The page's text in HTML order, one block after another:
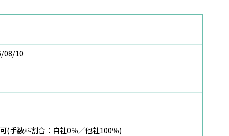
08/10
(手数料割合：自社0％／他社100％)